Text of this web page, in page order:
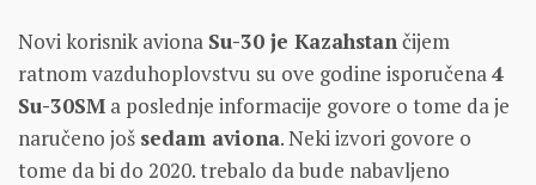
Novi korisnik aviona Su-30 je Kazahstančijem
ratnom vazduhoplovstvu su ove godine isporučena4
Su-30SM a poslednje informacije govore o tome da je
naručeno još sedam aviona. Neki izvori govore o
tome da bi do 2020. trebalo da bude nabavljeno